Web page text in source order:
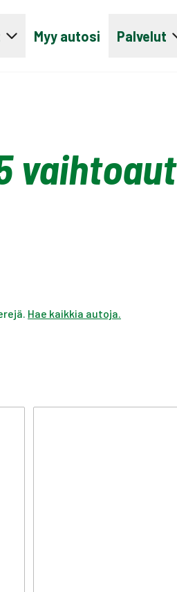
Myy autosi Palvelut
Hae kaikkia autoja.